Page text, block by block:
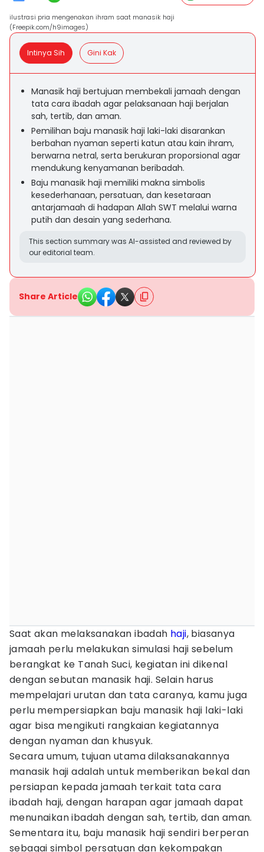
ilustrasi pria mengenakan ihram saat manasik haji
(Freepik.com/h9images)
Intinya Sih Gini Kak
Manasik haji bertujuan membekali jamaah dengan
tata cara ibadah agar pelaksanaan haji berjalan
sah, tertib, dan aman.
Pemilihan baju manasik haji laki-laki disarankan
berbahan nyaman seperti katun atau kain ihram,
berwarna netral, serta berukuran proporsional agar
mendukung kenyamanan beribadah.
Baju manasik haji memiliki makna simbolis
kesederhanaan, persatuan, dan kesetaraan
antarjamaah di hadapan Allah SWT melalui warna
putih dan desain yang sederhana.
This section summary was AI-assisted and reviewed by
our editorial team.
Share Article
Saat akan melaksanakan ibadah haji, biasanya
jamaah perlu melakukan simulasi haji sebelum
berangkat ke Tanah Suci, kegiatan ini dikenal
dengan sebutan manasik haji. Selain harus
mempelajari urutan dan tata caranya, kamu juga
perlu mempersiapkan baju manasik haji laki-laki
agar bisa mengikuti rangkaian kegiatannya
dengan nyaman dan khusyuk.
Secara umum, tujuan utama dilaksanakannya
manasik haji adalah untuk memberikan bekal dan
persiapan kepada jamaah terkait tata cara
ibadah haji, dengan harapan agar jamaah dapat
menunaikan ibadah dengan sah, tertib, dan aman.
Sementara itu, baju manasik haji sendiri berperan
sebagai simbol persatuan dan kekompakan